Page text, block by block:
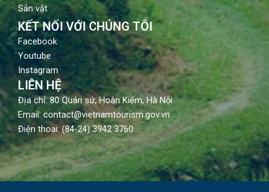
Sản vật
KẾT NỐI VỚI CHÚNG TÔI
Facebook
Youtube
Instagram
LIÊN HỆ
Địa chỉ: 80 Quán sứ, Hoàn Kiếm, Hà Nội
Email: contact@vietnamtourism.gov.vn
Điện thoại: (84-24) 3942 3760